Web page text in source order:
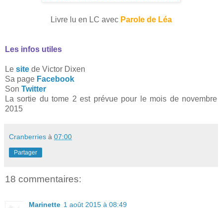
Livre lu en LC avec Parole de Léa
Les infos utiles
Le site de Victor Dixen
Sa page Facebook
Son Twitter
La sortie du tome 2 est prévue pour le mois de novembre
2015
Cranberries à 07:00
Partager
18 commentaires:
Marinette 1 août 2015 à 08:49